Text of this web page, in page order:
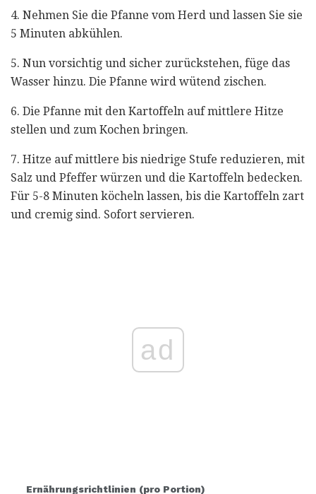
4. Nehmen Sie die Pfanne vom Herd und lassen Sie sie
5 Minuten abkühlen.
5. Nun vorsichtig und sicher zurückstehen, füge das
Wasser hinzu. Die Pfanne wird wütend zischen.
6. Die Pfanne mit den Kartoffeln auf mittlere Hitze
stellen und zum Kochen bringen.
7. Hitze auf mittlere bis niedrige Stufe reduzieren, mit
Salz und Pfeffer würzen und die Kartoffeln bedecken.
Für 5-8 Minuten köcheln lassen, bis die Kartoffeln zart
und cremig sind. Sofort servieren.
ad
Ernährungsrichtlinien (pro Portion)